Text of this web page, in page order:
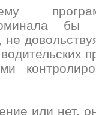
бы
не
или нет,